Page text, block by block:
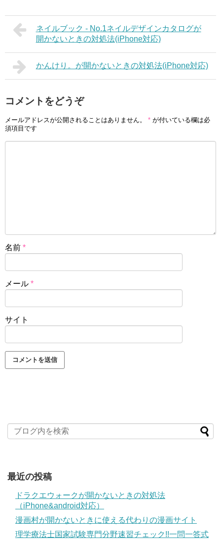
ネイルブック - No.1ネイルデザインカタログが
開かないときの対処法(iPhone対応)
かんけり。が開かないときの対処法(iPhone対応)
コメントをどうぞ
メールアドレスが公開されることはありません。 * が付いている欄は必
須項目です
名前 *
メール *
サイト
最近の投稿
ドラクエウォークが開かないときの対処法
（iPhone&android対応）
漫画村が開かないときに使える代わりの漫画サイト
理学療法士国家試験専門分野速習チェック!!一問一答式